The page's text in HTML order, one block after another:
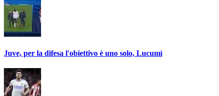
Juve, per la difesa l'obiettivo è uno solo, Lucumì